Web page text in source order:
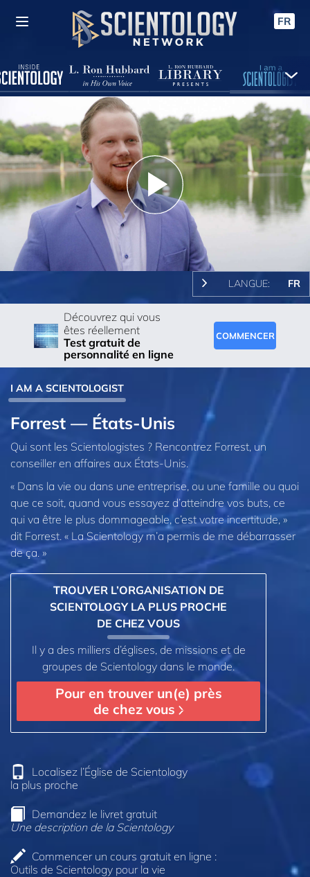
FR
Play
Video
LANGUE: FR
Découvrez qui vous
êtes réellement
Test gratuit de
personnalité en ligne
COMMENCER
I AM A SCIENTOLOGIST
Forrest — États-Unis
Qui sont les Scientologistes ? Rencontrez Forrest, un
conseiller en affaires aux États-Unis.
« Dans la vie ou dans une entreprise, ou une famille ou quoi
que ce soit, quand vous essayez d’atteindre vos buts, ce
qui va être le plus dommageable, c’est votre incertitude, »
dit Forrest. « La Scientology m’a permis de me débarrasser
de ça. »
TROUVER L’ORGANISATION DE
SCIENTOLOGY LA PLUS PROCHE
DE CHEZ VOUS
Il y a des milliers d’églises, de missions et de
groupes de Scientology dans le monde.
Pour en trouver un(e) près
de chez vous
Localisez l’Église de Scientology
la plus proche
Demandez le livret gratuit
Une description de la Scientology
Commencer un cours gratuit en ligne :
Outils de Scientology pour la vie